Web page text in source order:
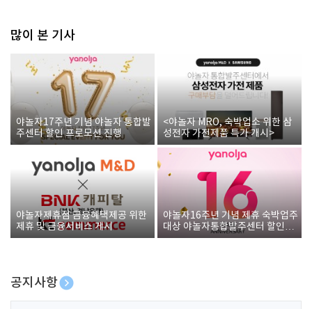
많이 본 기사
야놀자17주년 기념 야놀자 통합발
주센터 할인 프로모션 진행
<야놀자 MRO, 숙박업소 위한 삼
성전자 가전제품 특가 개시>
야놀자제휴점 금융혜택제공 위한
제휴 및 금융서비스 게시
야놀자16주년 기념 제휴 숙박업주
대상 야놀자통합발주센터 할인쿠
폰 증정
공지사항
[호텔업] 개인정보 처리방침 개정본1 (19.09.02)